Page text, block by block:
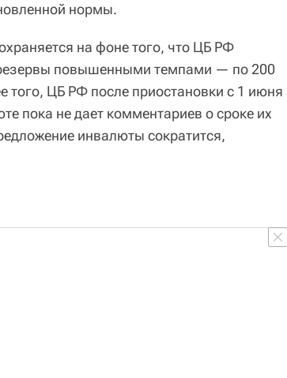
нормы.
на фоне того, что ЦБ РФ
повышенными темпами — по 200
того, ЦБ РФ после приостановки с 1 июня
пока не дает комментариев о сроке их
инвалюты сократится,